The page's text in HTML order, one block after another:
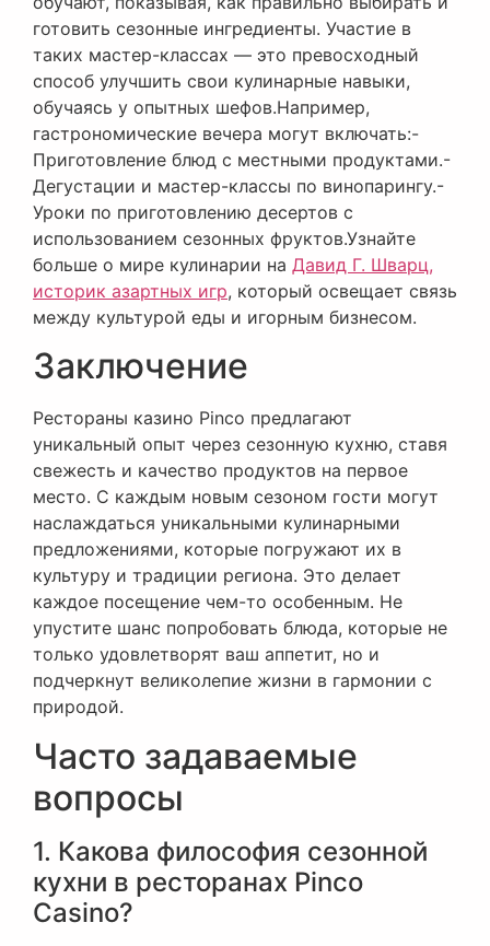
готовить сезонные ингредиенты. Участие в
таких мастер-классах — это превосходный
способ улучшить свои кулинарные навыки,
обучаясь у опытных шефов.Например,
гастрономические вечера могут включать:-
Приготовление блюд с местными продуктами.-
Дегустации и мастер-классы по винопарингу.-
Уроки по приготовлению десертов с
использованием сезонных фруктов.Узнайте
больше о мире кулинарии на Давид Г. Шварц,
историк азартных игр, который освещает связь
между культурой еды и игорным бизнесом.
Заключение
Рестораны казино Pinco предлагают
уникальный опыт через сезонную кухню, ставя
свежесть и качество продуктов на первое
место. С каждым новым сезоном гости могут
наслаждаться уникальными кулинарными
предложениями, которые погружают их в
культуру и традиции региона. Это делает
каждое посещение чем-то особенным. Не
упустите шанс попробовать блюда, которые не
только удовлетворят ваш аппетит, но и
подчеркнут великолепие жизни в гармонии с
природой.
Часто задаваемые
вопросы
1. Какова философия сезонной
кухни в ресторанах Pinco
Casino?